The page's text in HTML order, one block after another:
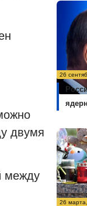
двумя
между
26
26